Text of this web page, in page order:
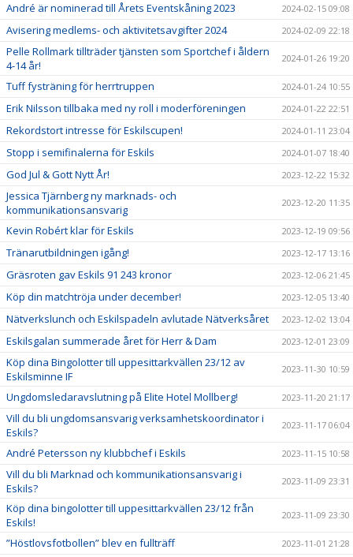
André är nominerad till Årets Eventskåning 2023 2024-02-15 09:08
Avisering medlems- och aktivitetsavgifter 2024 2024-02-09 22:18
Pelle Rollmark tillträder tjänsten som Sportchef i åldern
4-14 år!
2024-01-26 19:20
Tuff fysträning för herrtruppen 2024-01-24 10:55
Erik Nilsson tillbaka med ny roll i moderföreningen 2024-01-22 22:51
Rekordstort intresse för Eskilscupen! 2024-01-11 23:04
Stopp i semifinalerna för Eskils 2024-01-07 18:40
God Jul & Gott Nytt År! 2023-12-22 15:32
Jessica Tjärnberg ny marknads- och
kommunikationsansvarig
2023-12-20 11:35
Kevin Robért klar för Eskils 2023-12-19 09:56
Tränarutbildningen igång! 2023-12-17 13:16
Gräsroten gav Eskils 91 243 kronor 2023-12-06 21:45
Köp din matchtröja under december! 2023-12-05 13:40
Nätverkslunch och Eskilspadeln avlutade Nätverksåret 2023-12-02 13:04
Eskilsgalan summerade året för Herr & Dam 2023-12-01 23:09
Köp dina Bingolotter till uppesittarkvällen 23/12 av
Eskilsminne IF
2023-11-30 10:59
Ungdomsledaravslutning på Elite Hotel Mollberg! 2023-11-20 21:17
Vill du bli ungdomsansvarig verksamhetskoordinator i
Eskils?
2023-11-17 06:04
André Petersson ny klubbchef i Eskils 2023-11-15 10:58
Vill du bli Marknad och kommunikationsansvarig i
Eskils?
2023-11-09 23:31
Köp dina bingolotter till uppesittarkvällen 23/12 från
Eskils!
2023-11-09 23:30
”Höstlovsfotbollen” blev en fullträff 2023-11-01 21:28